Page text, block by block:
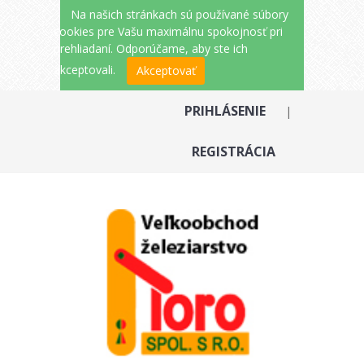
Na našich stránkach sú používané súbory
cookies pre Vašu maximálnu spokojnosť pri
prehliadaní. Odporúčame, aby ste ich
akceptovali.
Akceptovať
PRIHLÁSENIE |
REGISTRÁCIA